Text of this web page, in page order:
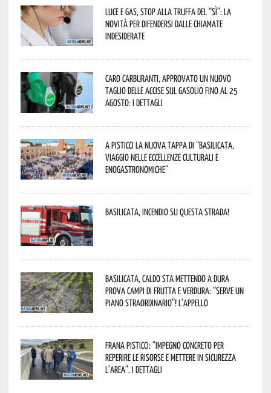
Luce e gas, stop alla truffa del “Sì”: la
novità per difendersi dalle chiamate
indesiderate
Caro carburanti, approvato un nuovo
taglio delle accise sul gasolio fino al 25
agosto: i dettagli
A Pisticci la nuova tappa di “Basilicata,
viaggio nelle eccellenze culturali e
enogastronomiche”
Basilicata, incendio su questa strada!
Basilicata, caldo sta mettendo a dura
prova campi di frutta e verdura: “Serve un
piano straordinario”! L’appello
Frana Pisticci: “Impegno concreto per
reperire le risorse e mettere in sicurezza
l’area”. I dettagli